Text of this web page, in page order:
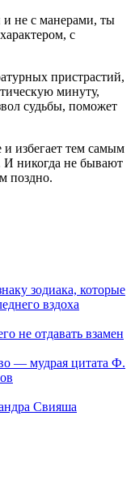
не с манерами, ты
с
пристрастий,
минуту,
судьбы, поможет
избегает тем самым
И никогда не бывают
поздно.
зодиака, которые
вздоха
нe oтдaвaть взaмeн
— мудрая цитата Ф.
Свияша